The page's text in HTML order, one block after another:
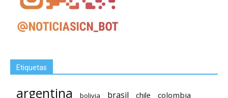
Etiquetas
argentina bolivia brasil chile colombia